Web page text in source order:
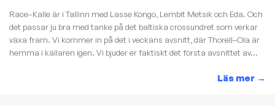
Race–Kalle är i Tallinn med Lasse Kongo, Lembit Metsik och Eda. Och
det passar ju bra med tanke på det baltiska crossundret som verkar
växa fram. Vi kommer in på det i veckans avsnitt, där Thorell–Ola är
hemma i källaren igen. Vi bjuder er faktiskt det första avsnittet av...
Läs mer →